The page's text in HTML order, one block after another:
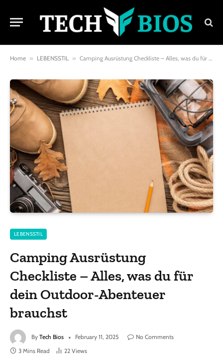
Home » LEBENSSTIL » Camping Ausrüstung Checkliste – Alles, was du für dein Outdoor-Abenteuer brauchst
LEBENSSTIL
Camping Ausrüstung
Checkliste – Alles, was du für
dein Outdoor-Abenteuer
brauchst
By Tech Bios February 11, 2025
No Comments
3 Mins Read
22 Views